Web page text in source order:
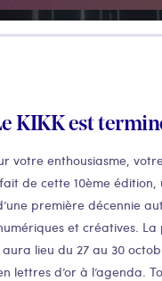
KIKK est
votre enthousiasme,
de cette 10ème édition,
première décennie
et créatives. La
lieu du 27 au 30
lettres d’or à l’agenda.